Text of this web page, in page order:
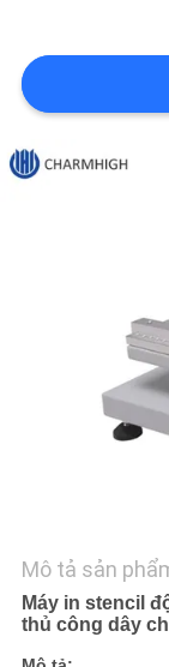
LIÊN
HỆ
VỚI
CHÚNG
SHOPPING
SƠ
ĐỒ
Mô tả sản
Máy in stencil
thủ công dây